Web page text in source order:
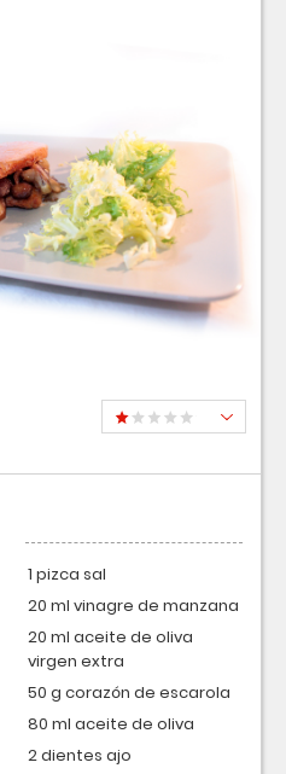
1 pizca sal
20 ml vinagre de manzana
20 ml aceite de oliva
virgen extra
50 g corazón de escarola
80 ml aceite de oliva
2 dientes ajo